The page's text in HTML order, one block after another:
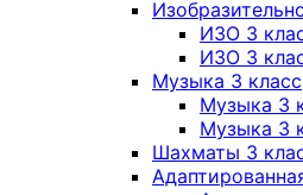
ИЗО 3
ИЗО 3
Музыка 3 класс
Музыка 3
Музыка 3
Шахматы 3